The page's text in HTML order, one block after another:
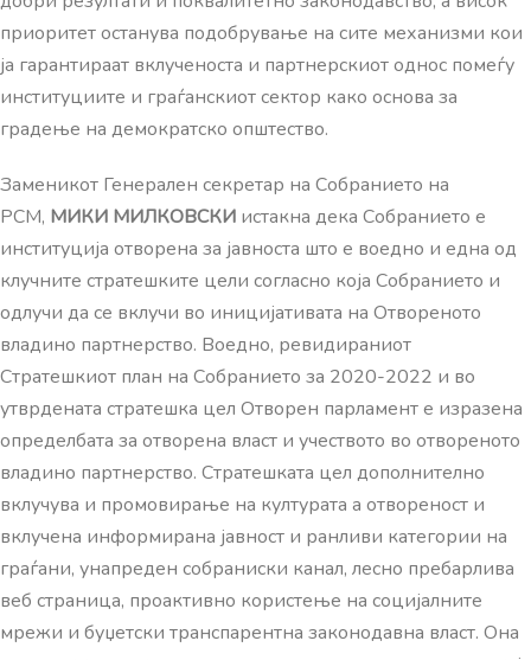
приоритет останува подобрување на сите механизми кои
ја гарантираат вклученоста и партнерскиот однос помеѓу
институциите и граѓанскиот сектор како основа за
градење на демократско општество.
Заменикот Генерален секретар на Собранието на
РСМ, МИКИ МИЛКОВСКИ истакна дека Собранието е
институција отворена за јавноста што е воедно и една од
клучните стратешките цели согласно која Собранието и
одлучи да се вклучи во иницијативата на Отвореното
владино партнерство. Воедно, ревидираниот
Стратешкиот план на Собранието за 2020-2022 и во
утврдената стратешка цел Отворен парламент е изразена
определбата за отворена власт и учеството во отвореното
владино партнерство. Стратешката цел дополнително
вклучува и промовирање на културата а отвореност и
вклучена информирана јавност и ранливи категории на
граѓани, унапреден собраниски канал, лесно пребарлива
веб страница, проактивно користење на социјалните
мрежи и буџетски транспарентна законодавна власт. Она